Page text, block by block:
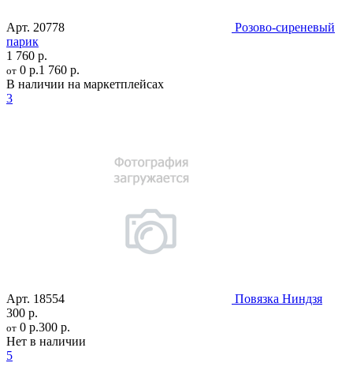
Арт. 20778
Розово-сиреневый
парик
1 760 р.
от 0 р.1 760 р.
В наличии на маркетплейсах
3
Арт. 18554
Повязка Ниндзя
300 р.
от 0 р.300 р.
Нет в наличии
5